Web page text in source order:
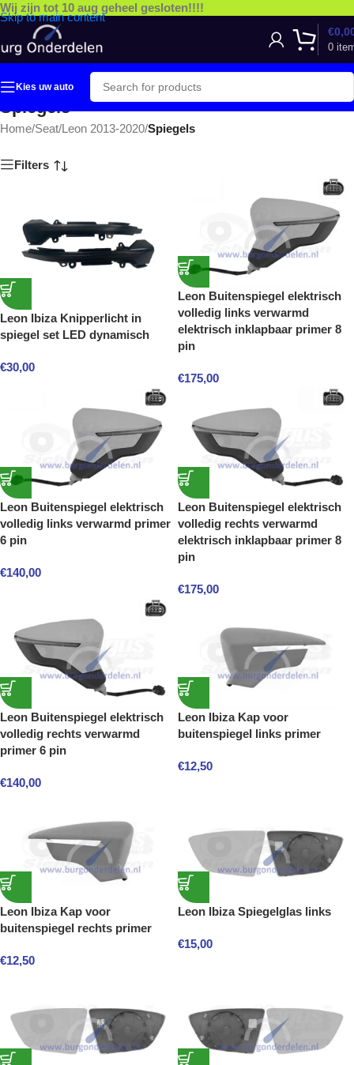
Skip to main content
Wij zijn tot 10 aug geheel gesloten!!!!
0
€
Kies uw auto
Spiegels
Home/Seat/Leon 2013-2020/Spiegels
Filters
Leon Ibiza Knipperlicht in
spiegel set LED dynamisch
€30,00
Leon Buitenspiegel elektrisch
volledig links verwarmd
elektrisch inklapbaar primer 8
pin
€175,00
Leon Buitenspiegel elektrisch
volledig links verwarmd primer
6 pin
€140,00
Leon Buitenspiegel elektrisch
volledig rechts verwarmd
elektrisch inklapbaar primer 8
pin
€175,00
Leon Buitenspiegel elektrisch
volledig rechts verwarmd
primer 6 pin
€140,00
Leon Ibiza Kap voor
buitenspiegel links primer
€12,50
Leon Ibiza Kap voor
buitenspiegel rechts primer
€12,50
Leon Ibiza Spiegelglas links
€15,00